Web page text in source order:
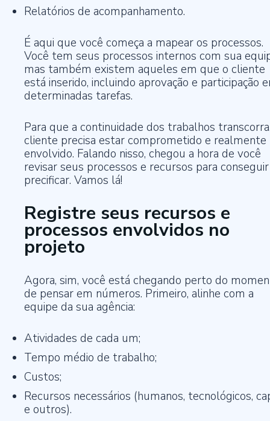
Relatórios de acompanhamento.
É aqui que você começa a mapear os processos.
Você tem seus processos internos com sua
mas também existem aqueles em que o cliente
está inserido, incluindo aprovação e participação
determinadas tarefas.
Para que a continuidade dos trabalhos
cliente precisa estar comprometido e realmente
envolvido. Falando nisso, chegou a hora de você
revisar seus processos e recursos para conseguir
precificar. Vamos lá!
Registre seus recursos e
processos envolvidos no
projeto
Agora, sim, você está chegando perto do
de pensar em números. Primeiro, alinhe com a
equipe da sua agência:
Atividades de cada um;
Tempo médio de trabalho;
Custos;
Recursos necessários (humanos, tecnológicos,
e outros).